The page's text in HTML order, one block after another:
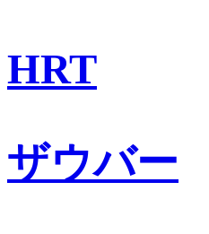
HRT
ザウバー